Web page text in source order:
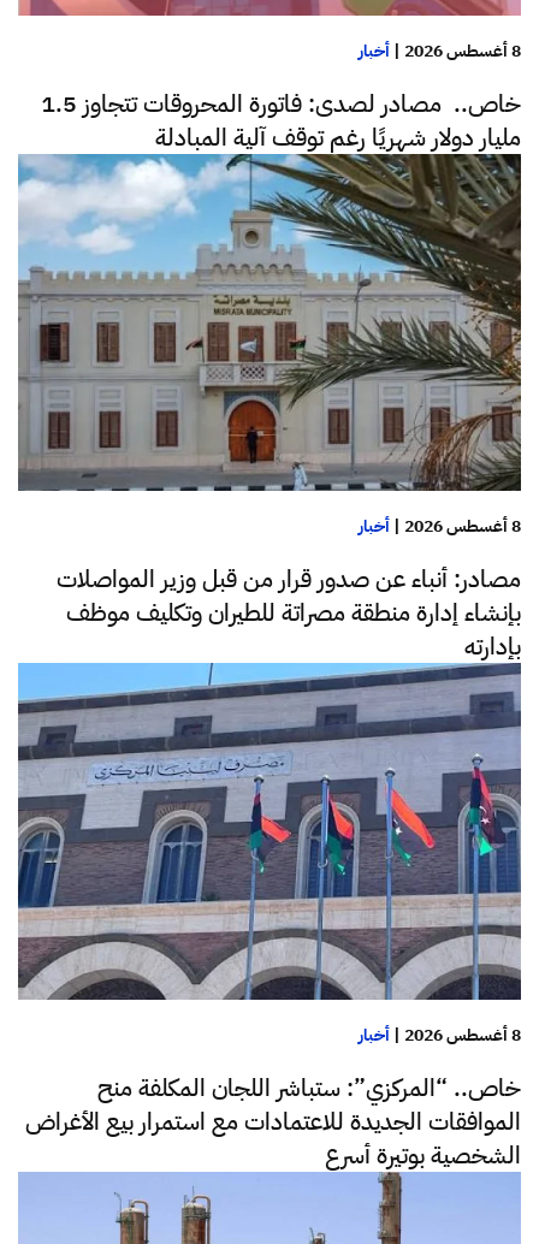
8 أغسطس 2026 | أخبار
خاص.. مصادر لصدى: فاتورة المحروقات تتجاوز 1.5
مليار دولار شهريًا رغم توقف آلية المبادلة
8 أغسطس 2026 | أخبار
مصادر: أنباء عن صدور قرار من قبل وزير المواصلات
بإنشاء إدارة منطقة مصراتة للطيران وتكليف موظف
بإدارته
8 أغسطس 2026 | أخبار
خاص.. “المركزي”: ستباشر اللجان المكلفة منح
الموافقات الجديدة للاعتمادات مع استمرار بيع الأغراض
الشخصية بوتيرة أسرع